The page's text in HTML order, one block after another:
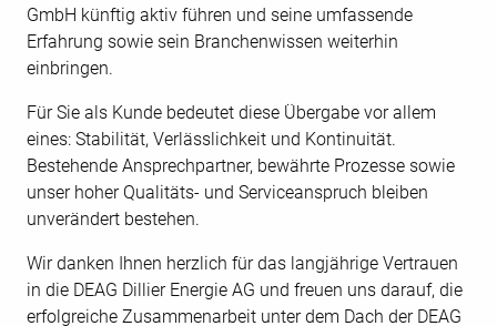
GmbH künftig aktiv führen und seine umfassende
Erfahrung sowie sein Branchenwissen weiterhin
einbringen.
Für Sie als Kunde bedeutet diese Übergabe vor allem
eines: Stabilität, Verlässlichkeit und Kontinuität.
Bestehende Ansprechpartner, bewährte Prozesse sowie
unser hoher Qualitäts- und Serviceanspruch bleiben
unverändert bestehen.
Wir danken Ihnen herzlich für das langjährige Vertrauen
in die DEAG Dillier Energie AG und freuen uns darauf, die
erfolgreiche Zusammenarbeit unter dem Dach der DEAG